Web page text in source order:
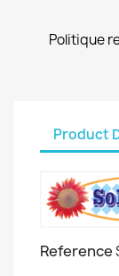
Politique
Product
Reference